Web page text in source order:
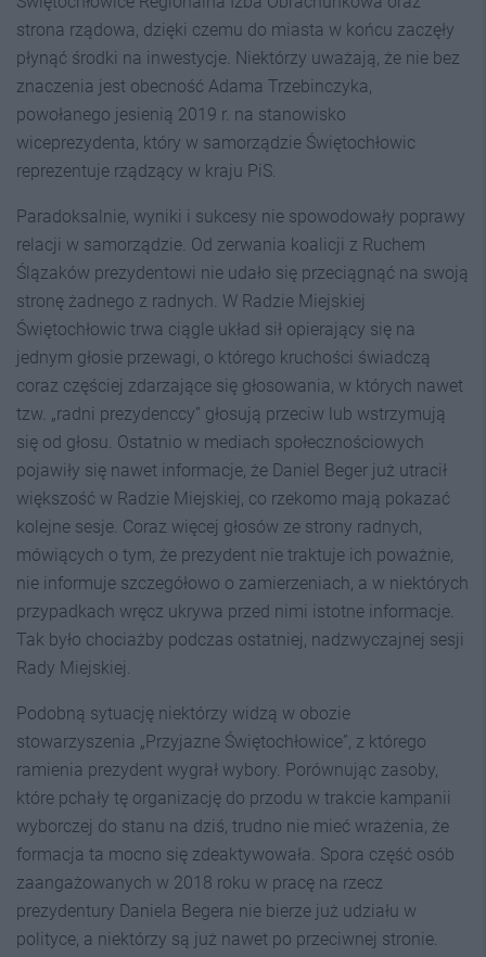
strona rządowa, dzięki czemu do miasta w końcu zaczęły
płynąć środki na inwestycje. Niektórzy uważają, że nie bez
znaczenia jest obecność Adama Trzebinczyka,
powołanego jesienią 2019 r. na stanowisko
wiceprezydenta, który w samorządzie Świętochłowic
reprezentuje rządzący w kraju PiS.
Paradoksalnie, wyniki i sukcesy nie spowodowały poprawy
relacji w samorządzie. Od zerwania koalicji z Ruchem
Ślązaków prezydentowi nie udało się przeciągnąć na swoją
stronę żadnego z radnych. W Radzie Miejskiej
Świętochłowic trwa ciągle układ sił opierający się na
jednym głosie przewagi, o którego kruchości świadczą
coraz częściej zdarzające się głosowania, w których nawet
tzw. „radni prezydenccy” głosują przeciw lub wstrzymują
się od głosu. Ostatnio w mediach społecznościowych
pojawiły się nawet informacje, że Daniel Beger już utracił
większość w Radzie Miejskiej, co rzekomo mają pokazać
kolejne sesje. Coraz więcej głosów ze strony radnych,
mówiących o tym, że prezydent nie traktuje ich poważnie,
nie informuje szczegółowo o zamierzeniach, a w niektórych
przypadkach wręcz ukrywa przed nimi istotne informacje.
Tak było chociażby podczas ostatniej, nadzwyczajnej sesji
Rady Miejskiej.
Podobną sytuację niektórzy widzą w obozie
stowarzyszenia „Przyjazne Świętochłowice”, z którego
ramienia prezydent wygrał wybory. Porównując zasoby,
które pchały tę organizację do przodu w trakcie kampanii
wyborczej do stanu na dziś, trudno nie mieć wrażenia, że
formacja ta mocno się zdeaktywowała. Spora część osób
zaangażowanych w 2018 roku w pracę na rzecz
prezydentury Daniela Begera nie bierze już udziału w
polityce, a niektórzy są już nawet po przeciwnej stronie.